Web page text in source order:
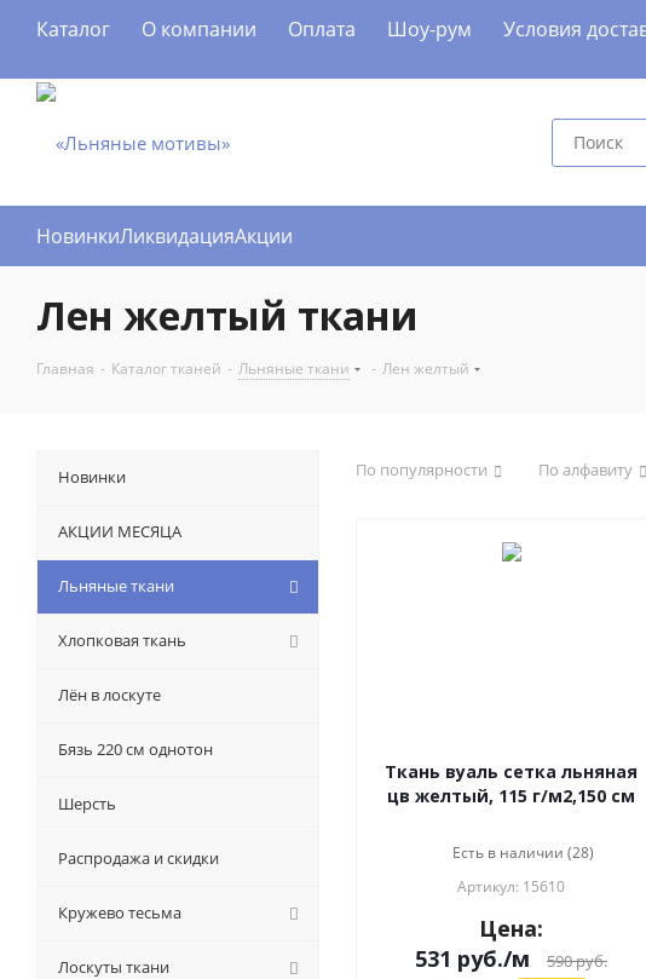
Каталог О компании Оплата Шоу-рум Условия
НовинкиЛиквидацияАкции
Лен желтый ткани
Главная - Каталог тканей - Льняные ткани - Лен желтый
По популярности По алфавиту
Ткань вуаль сетка льняная
цв желтый, 115 г/м2,150 см
Есть в наличии (28)
Артикул: 15610
Цена:
531 руб./м 590руб.
Новинки
АКЦИИ МЕСЯЦА
Льняные ткани
Хлопковая ткань
Лён в лоскуте
Бязь 220 см однотон
Шерсть
Распродажа и скидки
Кружево тесьма
Лоскуты ткани